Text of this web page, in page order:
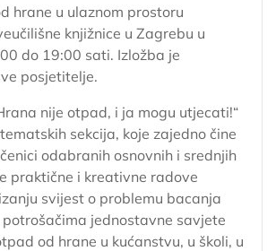
hrane u ulaznom prostoru
knjižnice u Zagrebu u
do 19:00 sati. Izložba je
posjetitelje.
nije otpad, i ja mogu utjecati!“
sekcija, koje zajedno čine
odabranih osnovnih i srednjih
praktične i kreativne radove
svijest o problemu bacanja
jednostavne savjete
od hrane u kućanstvu, u školi, u